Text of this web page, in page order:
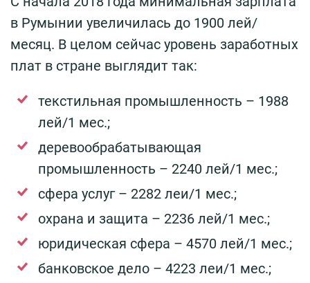
в Румынии увеличилась до 1900 лей/
месяц. В целом сейчас уровень заработных
плат в стране выглядит так:
текстильная промышленность – 1988
лей/1 мес.;
деревообрабатывающая
промышленность – 2240 лей/1 мес.;
сфера услуг – 2282 леи/1 мес.;
охрана и защита – 2236 лей/1 мес.;
юридическая сфера – 4570 лей/1 мес.;
банковское дело – 4223 леи/1 мес.;